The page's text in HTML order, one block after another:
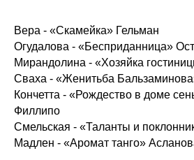
Вера - «Скамейка» Гельман
Огудалова - «Бесприданница»
Мирандолина - «Хозяйка
Сваха - «Женитьба
Кончетта - «Рождество в доме
Филлипо
Смельская - «Таланты и
Мадлен - «Аромат танго»